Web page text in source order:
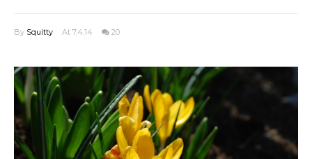
By Squitty At 7.4.14 20